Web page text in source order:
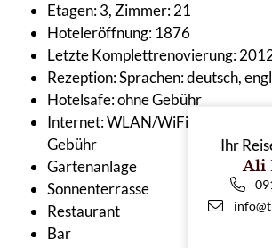
Etagen: 3, Zimmer: 21
Hoteleröffnung: 1876
Letzte Komplettrenovierung:
Rezeption: Sprachen: deutsch,
Hotelsafe: ohne Gebühr
Internet: WLAN/WiFi, im
Gebühr
Gartenanlage
Sonnenterrasse
Restaurant
Bar
Ihr
Ali